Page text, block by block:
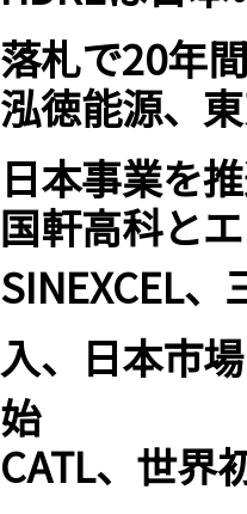
落札で20年
泓徳能源、
日本事業を
国軒高科と
SINEXCEL
入、日本市
始
CATL、世界